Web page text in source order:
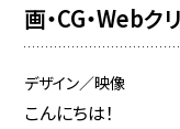
画・CG・Web
デザイン／映像
こんにちは！